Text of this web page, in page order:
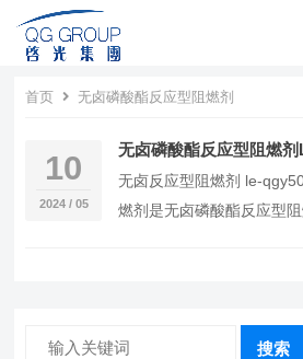
首页 无卤磷酸酯反应型阻燃剂
10
2024 / 05
无卤磷酸酯反应型阻燃
无卤反应型阻燃剂 le-
燃剂是无卤磷酸酯反应型
搜索